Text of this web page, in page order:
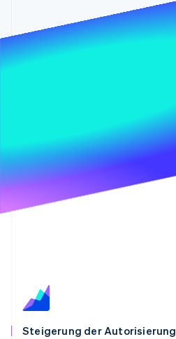
Stripe-Sessions
Erfahren Sie, wie
Steigerung der